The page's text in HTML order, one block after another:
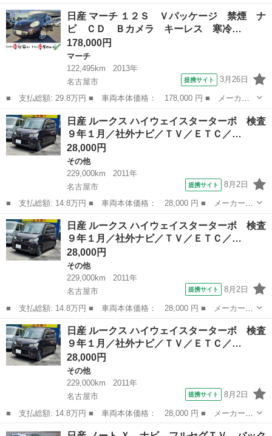
名： 日産 ■ 車種名： ルークス ■ グレード名： ハイウェイス
ターターボ 検査９年１月／社外ナビ／ＴＶ／ＥＴＣ／ターボ車／両
側電動スライド...
愛知 名古屋市
日産 マーチ １２Ｓ Ｖパッケージ 禁煙 ナ
ビ ＣＤ Ｂカメラ キーレス 寒冷…
178,000円
マーチ
122,495km
2013年
名古屋市
提携サイト 3月26日
■ 支払総額: 29.8万円 ■ 車両本体価格： 178,000 円 ■ メーカー
名： 日産 ■ 車種名： マーチ ■ グレード名： １２Ｓ Ｖパッ
ケージ 禁煙 ナビ ＣＤ Ｂカメラ キーレス 寒冷地仕様 ■ 排
気量： 1...
愛知 名古屋市 マーチ
日産 ルークス ハイウェイスターターボ 検査
９年１月／社外ナビ／ＴＶ／ＥＴＣ／…
28,000円
その他
229,000km
2011年
名古屋市
提携サイト 8月2日
■ 支払総額: 14.8万円 ■ 車両本体価格： 28,000 円 ■ メーカー
名： 日産 ■ 車種名： ルークス ■ グレード名： ハイウェイス
ターターボ 検査９年１月／社外ナビ／ＴＶ／ＥＴＣ／ターボ車／両
側電動スライド...
愛知 名古屋市 その他
日産 ルークス ハイウェイスターターボ 検査
９年１月／社外ナビ／ＴＶ／ＥＴＣ／…
28,000円
その他
229,000km
2011年
名古屋市
提携サイト 8月2日
■ 支払総額: 14.8万円 ■ 車両本体価格： 28,000 円 ■ メーカー
名： 日産 ■ 車種名： ルークス ■ グレード名： ハイウェイス
ターターボ 検査９年１月／社外ナビ／ＴＶ／ＥＴＣ／ターボ車／両
側電動スライド...
愛知 名古屋市 その他
日産 ルークス ハイウェイスターターボ 検査
９年１月／社外ナビ／ＴＶ／ＥＴＣ／…
28,000円
その他
229,000km
2011年
名古屋市
提携サイト 8月2日
■ 支払総額: 14.8万円 ■ 車両本体価格： 28,000 円 ■ メーカー
名： 日産 ■ 車種名： ルークス ■ グレード名： ハイウェイス
愛知 名古屋市 その他 車両